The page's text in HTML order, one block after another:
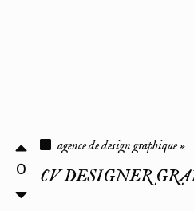
0
agence de design graphique »
CV DESIGNER